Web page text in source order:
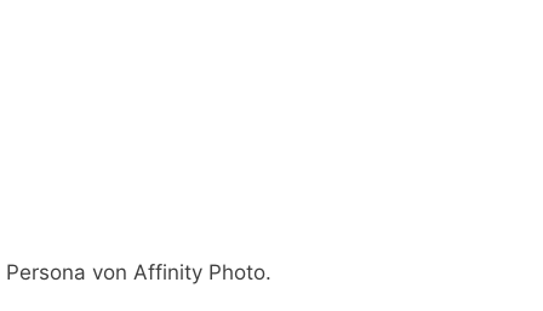
von Affinity Photo.